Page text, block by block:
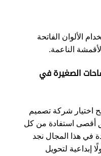
الألوان الفاتحة
الناعمة.
الصغيرة في
اختيار شركة تصميم
أقصى استفادة من كل
في هذا المجال نجد
إبداعية لتحويل